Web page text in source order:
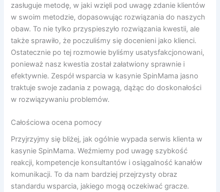
zasługuje metodę, w jaki wzięli pod uwagę zdanie klientów
w swoim metodzie, dopasowując rozwiązania do naszych
obaw. To nie tylko przyspieszyło rozwiązania kwestii, ale
także sprawiło, że poczuliśmy się docenieni jako klienci.
Ostatecznie po tej rozmowie byliśmy usatysfakcjonowani,
ponieważ nasz kwestia został załatwiony sprawnie i
efektywnie. Zespół wsparcia w kasynie SpinMama jasno
traktuje swoje zadania z powagą, dążąc do doskonałości
w rozwiązywaniu problemów.
Całościowa ocena pomocy
Przyjrzyjmy się bliżej, jak ogólnie wypada serwis klienta w
kasynie SpinMama. Weźmiemy pod uwagę szybkość
reakcji, kompetencje konsultantów i osiągalność kanałów
komunikacji. To da nam bardziej przejrzysty obraz
standardu wsparcia, jakiego mogą oczekiwać gracze.